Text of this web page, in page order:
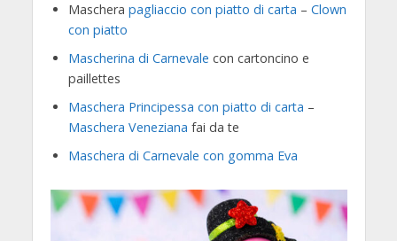
Maschera pagliaccio con piatto di carta – Clown
con piatto
Mascherina di Carnevale con cartoncino e
paillettes
Maschera Principessa con piatto di carta –
Maschera Veneziana fai da te
Maschera di Carnevale con gomma Eva